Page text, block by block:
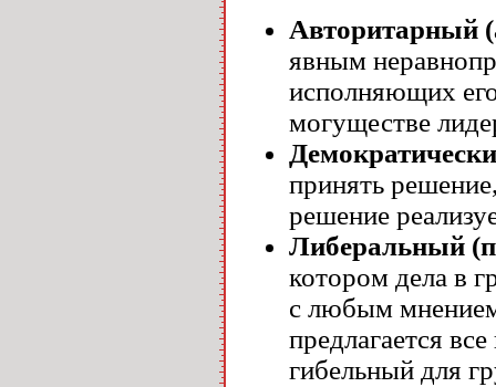
Авторитарный
явным
исполняющих
могуществе
принять
решение
Либеральный
котором дела в
с любым
предлагается
гибельный для